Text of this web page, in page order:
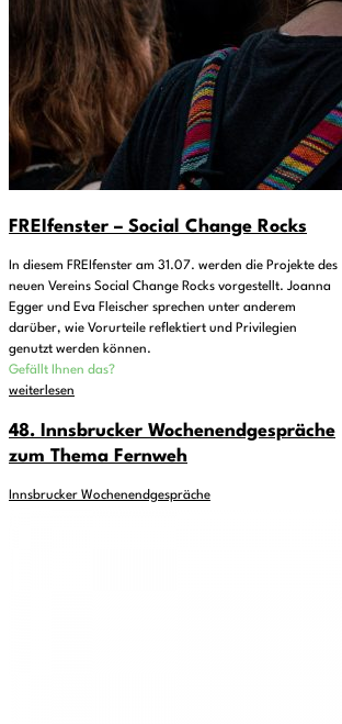
FREIfenster – Social Change Rocks
In diesem FREIfenster am 31.07. werden die Projekte des
neuen Vereins Social Change Rocks vorgestellt. Joanna
Egger und Eva Fleischer sprechen unter anderem
darüber, wie Vorurteile reflektiert und Privilegien
genutzt werden können.
Gefällt Ihnen das?
weiterlesen
48. Innsbrucker Wochenendgespräche
zum Thema Fernweh
Innsbrucker Wochenendgespräche